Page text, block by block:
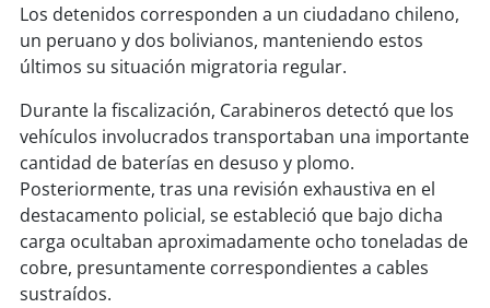
soysanantonio
soysancarlos
soytalcahuano
soy concepción
Los detenidos corresponden a un ciudadano chileno,
un peruano y dos bolivianos, manteniendo estos
últimos su situación migratoria regular.
Durante la fiscalización, Carabineros detectó que los
vehículos involucrados transportaban una importante
cantidad de baterías en desuso y plomo.
Posteriormente, tras una revisión exhaustiva en el
destacamento policial, se estableció que bajo dicha
carga ocultaban aproximadamente ocho toneladas de
cobre, presuntamente correspondientes a cables
sustraídos.